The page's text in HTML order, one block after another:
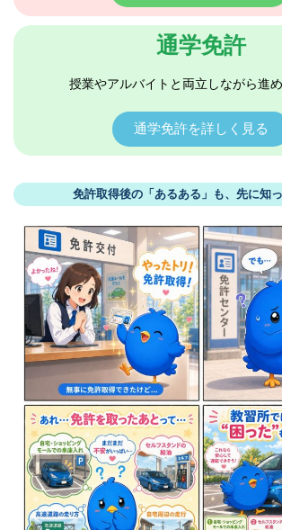
通学免許
授業やアルバイトと両立しながら進
通学免許を詳しく見る
免許取得後の「あるある」も、先に知